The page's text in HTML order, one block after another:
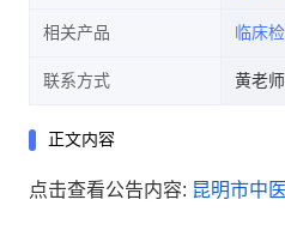
相关产品 临床
联系方式 黄老
正文内容
点击查看公告内容: 昆明市中